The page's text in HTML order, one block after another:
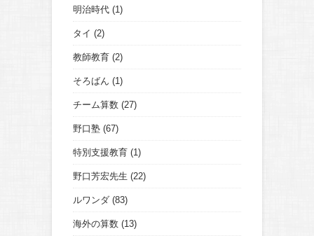
明治時代 (1)
タイ (2)
教師教育 (2)
そろばん (1)
チーム算数 (27)
野口塾 (67)
特別支援教育 (1)
野口芳宏先生 (22)
ルワンダ (83)
海外の算数 (13)